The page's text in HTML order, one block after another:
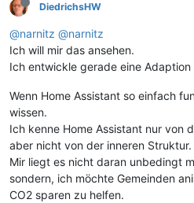
DiedrichsHW
@narnitz @narnitz
Ich will mir das ansehen.
Ich entwickle gerade eine Adaption
Wenn Home Assistant so einfach
wissen.
Ich kenne Home Assistant nur von
aber nicht von der inneren Struktur.
Mir liegt es nicht daran unbedingt
sondern, ich möchte Gemeinden
CO2 sparen zu helfen.